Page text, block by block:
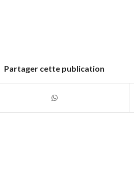
Partager cette publication